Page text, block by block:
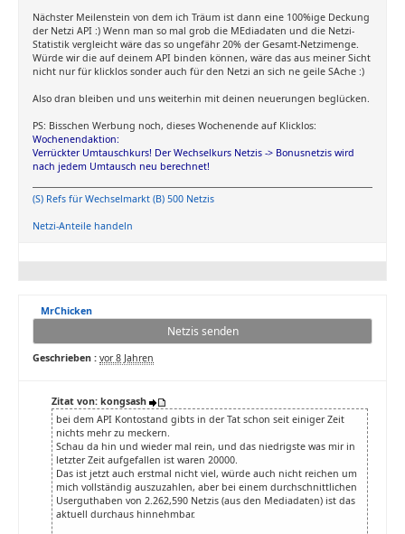
Nächster Meilenstein von dem ich Träum ist dann eine 100%ige Deckung
der Netzi API :) Wenn man so mal grob die MEdiadaten und die Netzi-
Statistik vergleicht wäre das so ungefähr 20% der Gesamt-Netzimenge.
Würde wir die auf deinem API binden können, wäre das aus meiner Sicht
nicht nur für klicklos sonder auch für den Netzi an sich ne geile SAche :)
Also dran bleiben und uns weiterhin mit deinen neuerungen beglücken.
PS: Bisschen Werbung noch, dieses Wochenende auf Klicklos:
Wochenendaktion:
Verrückter Umtauschkurs! Der Wechselkurs Netzis -> Bonusnetzis wird
nach jedem Umtausch neu berechnet!
(S) Refs für Wechselmarkt (B) 500 Netzis
Netzi-Anteile handeln
MrChicken
Netzis senden
Geschrieben : vor 8 Jahren
Zitat von: kongsash
bei dem API Kontostand gibts in der Tat schon seit einiger Zeit
nichts mehr zu meckern.
Schau da hin und wieder mal rein, und das niedrigste was mir in
letzter Zeit aufgefallen ist waren 20000.
Das ist jetzt auch erstmal nicht viel, würde auch nicht reichen um
mich vollständig auszuzahlen, aber bei einem durchschnittlichen
Userguthaben von 2.262,590 Netzis (aus den Mediadaten) ist das
aktuell durchaus hinnehmbar.